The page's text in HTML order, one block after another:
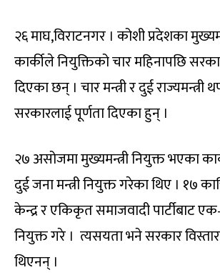
२६ माघ,विराटनगर । कोशी प्रदेशका
कार्कीले नियुक्तिको चार महिनापछि
दिएका छन् । चार मन्त्री र दुई राज्यमन्त्री
सरकारलाई पूर्णता दिएका हुन् ।
२७ असोजमा मुख्यमन्त्री नियुक्त भएका
दुई जना मन्त्री नियुक्त गरेका थिए । १७
केन्द्र र एकिकृत समाजवादी पार्टीबाट
नियुक्त गरे । त्यसयता भने सरकार
थिएनन् ।